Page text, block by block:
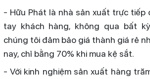
- Hữu Phát là nhà sản xuất trực tiếp
tay khách hàng, không qua bất
chúng tôi đảm bảo giá thành giá rẻ
nay, chỉ bằng 70% khi mua kệ sắt.
- Với kinh nghiệm sản xuất hàng